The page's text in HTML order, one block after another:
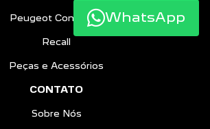
Peugeot Confiance
Recall
Peças e Acessórios
CONTATO
Sobre Nós
WhatsApp